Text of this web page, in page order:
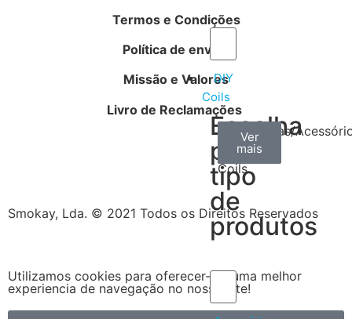
DIY
Coils
Escolha
por
tipo
de
produtos
Arame
Coils
Ver
mais
Algodão
Ver
mais
Ferramentas/
Ver
mais
Termos e Condições
Política de envios
Missão e Valores
Livro de Reclamações
Smokay, Lda. © 2021 Todos os Direitos Reservados
Utilizamos cookies para oferecer-lhe uma melhor
experiencia de navegação no nosso site!